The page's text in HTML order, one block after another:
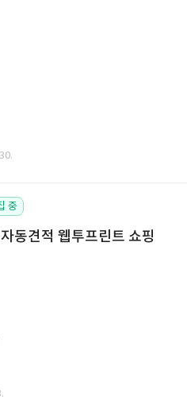
중
동견적 웹투프린트 쇼핑